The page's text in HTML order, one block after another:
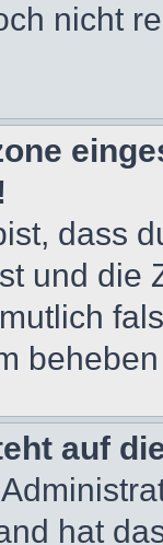
nicht
dass
und die
auf
hat